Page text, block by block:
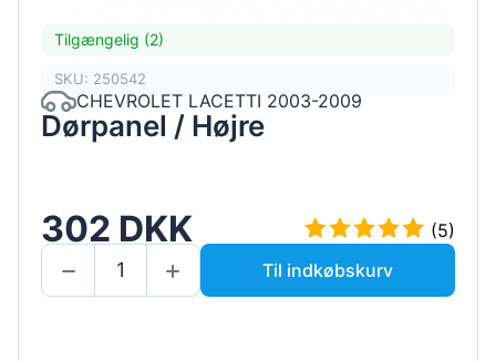
Tilgængelig (2)
SKU: 250542
CHEVROLET LACETTI 2003-2009
Dørpanel / Højre
302 DKK
(5)
Til indkøbskurv